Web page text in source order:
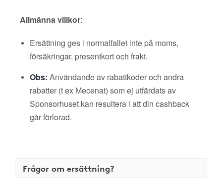
Allmänna villkor:
Ersättning ges i normalfallet inte på moms,
försäkringar, presentkort och frakt.
Obs: Användande av rabattkoder och andra
rabatter (t ex Mecenat) som ej utfärdats av
Sponsorhuset kan resultera i att din cashback
går förlorad.
Frågor om ersättning?